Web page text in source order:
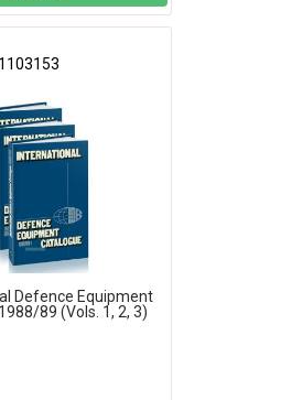
Defence Equipment
89 (Vols. 1, 2, 3)